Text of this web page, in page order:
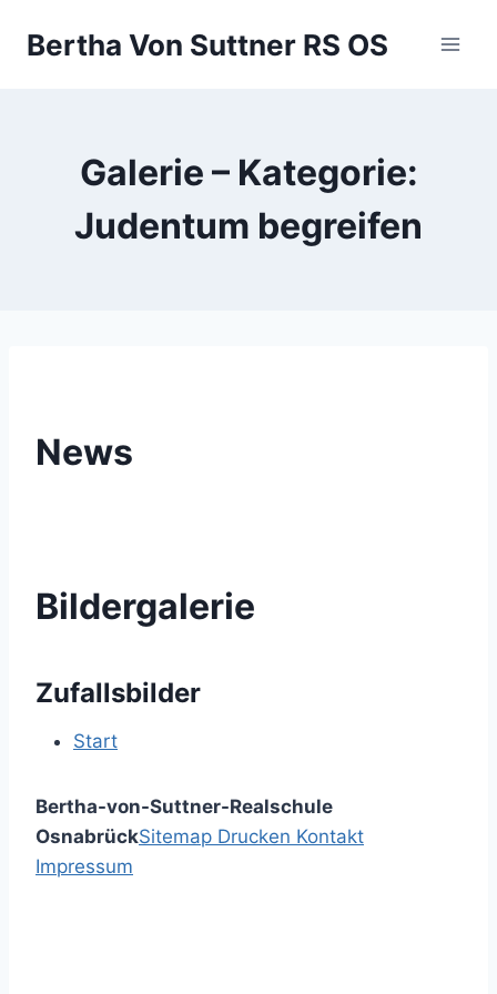
InhaltBertha Von Suttner RS OS
Galerie – Kategorie:
Judentum begreifen
News
Bildergalerie
Zufallsbilder
Start
Bertha-von-Suttner-Realschule
OsnabrückSitemap Drucken Kontakt
Impressum